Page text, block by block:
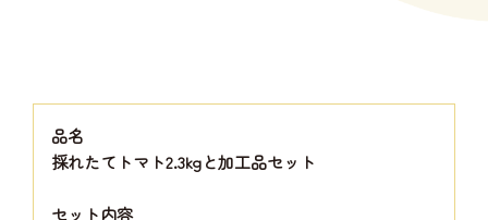
品名
採れたてトマト2.3kgと加工品セット
セット内容